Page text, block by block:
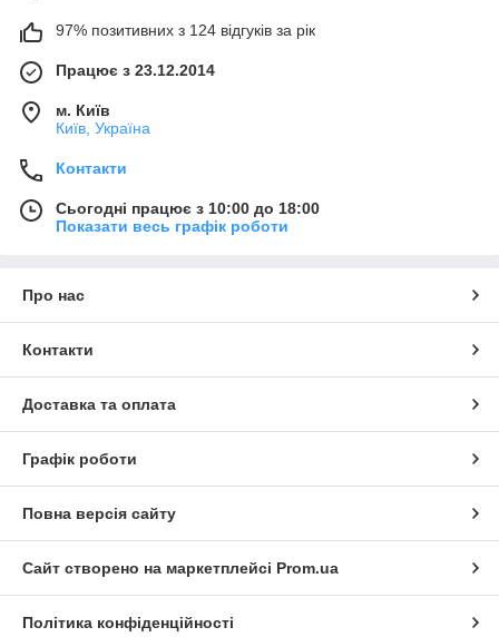
97% позитивних з 124 відгуків за рік
Працює з 23.12.2014
м. Київ
Київ, Україна
Контакти
Сьогодні працює з 10:00 до 18:00
Показати весь графік роботи
Про нас
Контакти
Доставка та оплата
Графік роботи
Повна версія сайту
Сайт створено на маркетплейсі Prom.ua
Політика конфіденційності